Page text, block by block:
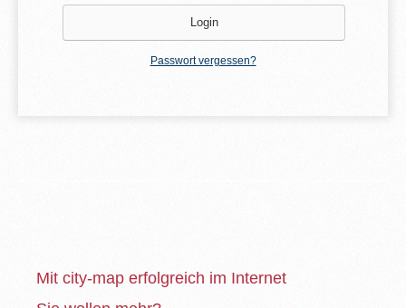
Passwort vergessen?
Mit city-map erfolgreich im Internet